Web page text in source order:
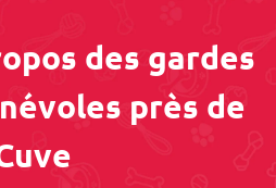
des gardes
près de